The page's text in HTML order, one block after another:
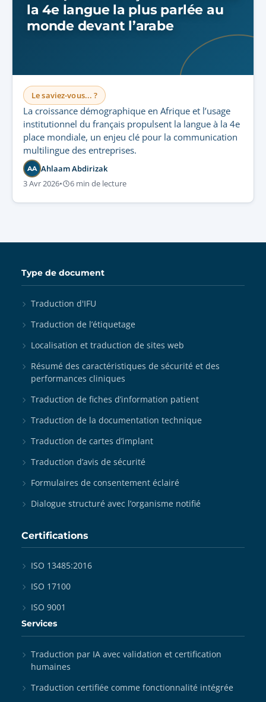
la 4e langue la plus parlée au
monde devant l’arabe
Le saviez-vous... ?
La croissance démographique en Afrique et l’usage
institutionnel du français propulsent la langue à la 4e
place mondiale, un enjeu clé pour la communication
multilingue des entreprises.
AA Ahlaam Abdirizak
3 Avr 2026• 6 min de lecture
Type de document
Traduction d'IFU
Traduction de l’étiquetage
Localisation et traduction de sites web
Résumé des caractéristiques de sécurité et des
performances cliniques
Traduction de fiches d’information patient
Traduction de la documentation technique
Traduction de cartes d’implant
Traduction d’avis de sécurité
Formulaires de consentement éclairé
Dialogue structuré avec l’organisme notifié
Certifications
ISO 13485:2016
ISO 17100
ISO 9001
Services
Traduction par IA avec validation et certification
humaines
Traduction certifiée comme fonctionnalité intégrée